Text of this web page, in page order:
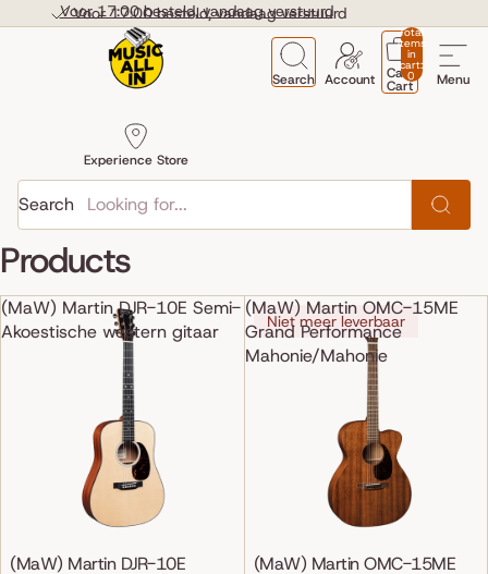
Voor 17:00 besteld, vandaag verstuurd
Voor 17:00 besteld, vandaag verstuurd
Menu
Search
Experience Store
Account
Total
items
in
cart:
0
Cart
Cart
Search
Products
(MaW) Martin DJR-10E Semi-
Akoestische western gitaar
(MaW) Martin DJR-10E
(MaW) Martin OMC-15ME
Grand Performance
Mahonie/Mahonie
Niet meer leverbaar
(MaW) Martin OMC-15ME